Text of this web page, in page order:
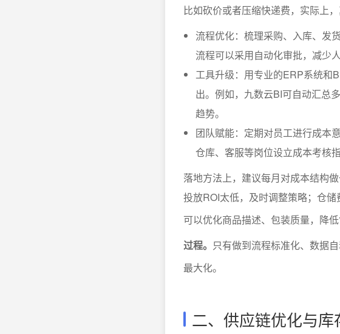
比如砍价或者压缩快递费，实际上
流程优化：梳理采购、入库、发
流程可以采用自动化审批，减少
工具升级：用专业的ERP系统和
出。例如，九数云BI可自动汇总
趋势。
团队赋能：定期对员工进行成本
仓库、客服等岗位设立成本考核
落地方法上，建议每月对成本结构
投放ROI太低，及时调整策略；仓
可以优化商品描述、包装质量，降低
过程。 只有做到流程标准化、数据
最大化。
二、供应链优化与